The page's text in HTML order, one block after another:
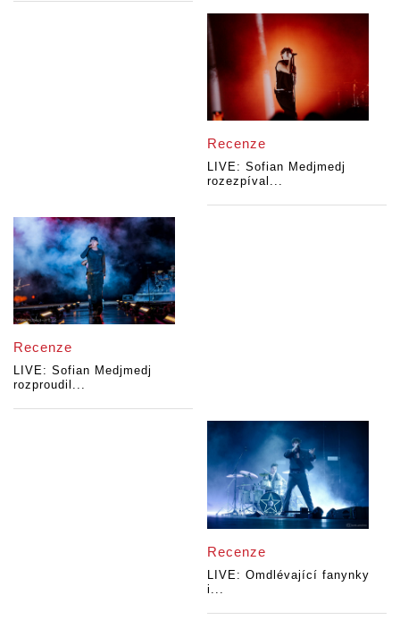
Recenze
LIVE: Sofian Medjmedj
rozezpíval...
Recenze
LIVE: Sofian Medjmedj
rozproudil...
Recenze
LIVE: Omdlévající fanynky
i...